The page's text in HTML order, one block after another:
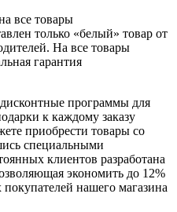
все товары
только «белый» товар от
На все товары
гарантия
программы для
к каждому заказу
приобрести товары со
специальными
клиентов разработана
экономить до 12%
покупателей нашего магазина